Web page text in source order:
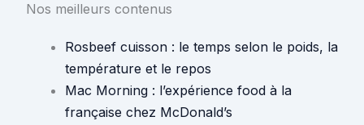
Nos meilleurs contenus
Rosbeef cuisson : le temps selon le poids, la
température et le repos
Mac Morning : l’expérience food à la
française chez McDonald’s